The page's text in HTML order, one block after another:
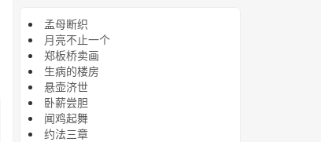
孟母断织
月亮不止一个
郑板桥卖画
生病的楼房
悬壶济世
卧薪尝胆
闻鸡起舞
约法三章